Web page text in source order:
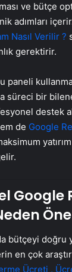
ve bütçe
adımları
Nasıl Verilir ?
gerektirir.
paneli
süreci bir
destek
de Google
Google
bütçeyi doğru
en çok
Ücreti ,